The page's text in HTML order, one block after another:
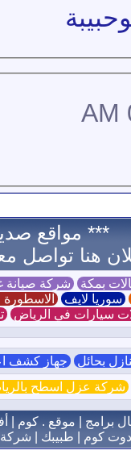
*** مواقع
هنا تواصل
بمكة شركة صيانة
سوريا لايف الاسطورة
سيارات في الرياض
بحائل جهاز كشف
شركة عزل اسطح
برامج موقع . كوم
كوم طبيبك شركة